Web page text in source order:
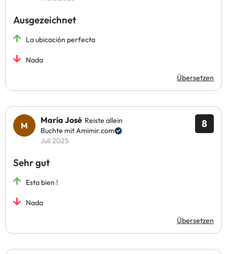
Ausgezeichnet
La ubicación perfecta
Nada
Übersetzen
8
María José Reiste allein
Buchte mit Amimir.com
Juli 2025
Sehr gut
Esta bien !
Nada
Übersetzen